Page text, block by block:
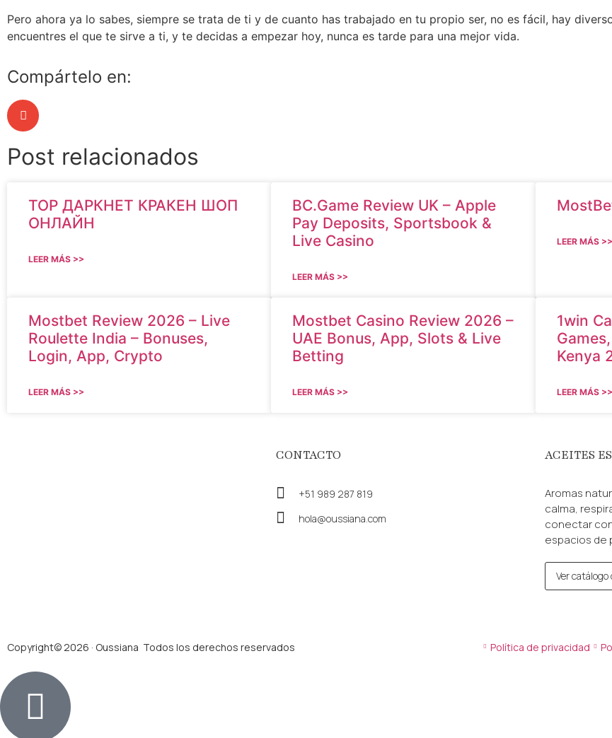
Pero ahora ya lo sabes, siempre se trata de ti y de cuanto has trabajado en tu propio ser, no es fácil, hay
encuentres el que te sirve a ti, y te decidas a empezar hoy, nunca es tarde para una mejor vida.
Compártelo en:
Post relacionados
ТОР ДАРКНЕТ КРАКЕН ШОП
ОНЛАЙН
LEER MÁS >>
BC.Game Review UK – Apple
Pay Deposits, Sportsbook &
Live Casino
LEER MÁS >>
LEER MÁS >>
Mostbet Review 2026 – Live
Roulette India – Bonuses,
Login, App, Crypto
LEER MÁS >>
Mostbet Casino Review 2026 –
UAE Bonus, App, Slots & Live
Betting
LEER MÁS >>
1win
Kenya
LEER MÁS >>
CONTACTO
+51 989 287 819
hola@oussiana.com
ACEITES
Aromas
calma,
conectar
espacios de
Ver
Copyright© 2026 · Oussiana Todos los derechos reservados Política de privacidad